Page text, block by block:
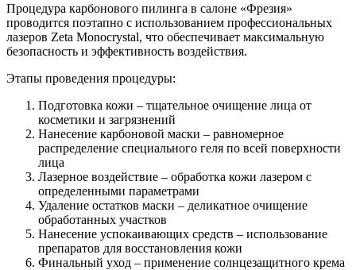
Процедура карбонового пилинга в салоне «Фрезия»
проводится поэтапно с использованием профессиональных
лазеров Zeta Monocrystal, что обеспечивает максимальную
безопасность и эффективность воздействия.
Этапы проведения процедуры:
Подготовка кожи – тщательное очищение лица от
косметики и загрязнений
Нанесение карбоновой маски – равномерное
распределение специального геля по всей поверхности
лица
Лазерное воздействие – обработка кожи лазером с
определенными параметрами
Удаление остатков маски – деликатное очищение
обработанных участков
Нанесение успокаивающих средств – использование
препаратов для восстановления кожи
Финальный уход – применение солнцезащитного крема